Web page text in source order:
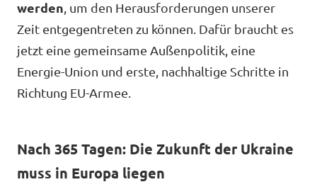
Unsere Events
Deine Spende für Volt!
Pressemitteilungen
werden, um den Herausforderungen unserer
Zeit entgegentreten zu können. Dafür braucht es
jetzt eine gemeinsame Außenpolitik, eine
Energie-Union und erste, nachhaltige Schritte in
Richtung EU-Armee.
Nach 365 Tagen: Die Zukunft der Ukraine
muss in Europa liegen